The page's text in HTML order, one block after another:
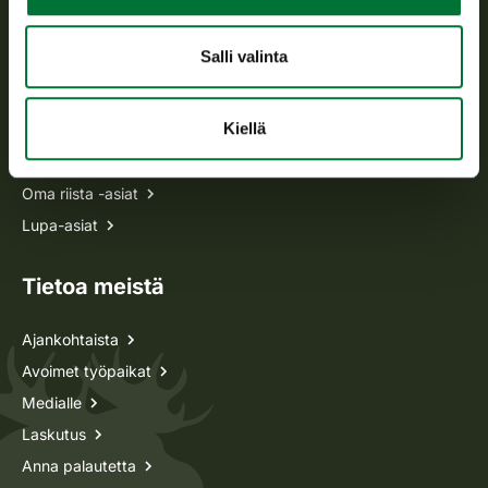
Salli valinta
Kiellä
Usein kysytyt kysymykset
Kaikki yhteystiedot
Metsästyskortti-asiat
Oma riista -asiat
Lupa-asiat
Tietoa meistä
Ajankohtaista
Avoimet työpaikat
Medialle
Laskutus
Anna palautetta